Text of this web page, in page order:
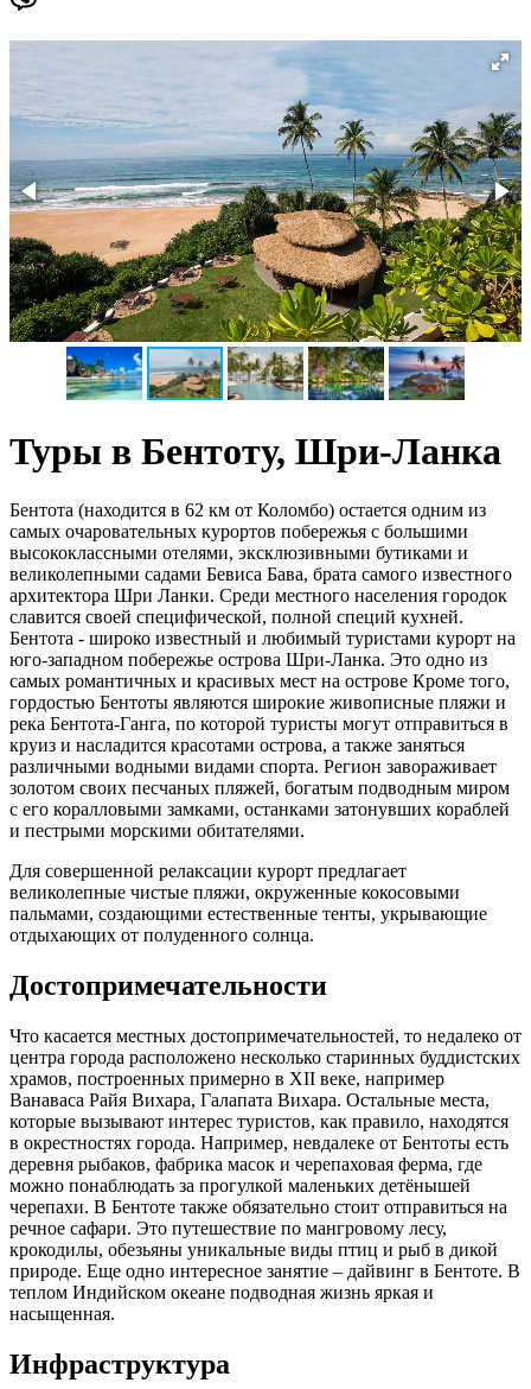
Туры в Бентоту, Шри-Ланка
Бентота (находится в 62 км от Коломбо) остается одним из
самых очаровательных курортов побережья с большими
высококлассными отелями, эксклюзивными бутиками и
великолепными садами Бевиса Бава, брата самого известного
архитектора Шри Ланки. Среди местного населения городок
славится своей специфической, полной специй кухней.
Бентота - широко известный и любимый туристами курорт на
юго-западном побережье острова Шри-Ланка. Это одно из
самых романтичных и красивых мест на острове Кроме того,
гордостью Бентоты являются широкие живописные пляжи и
река Бентота-Ганга, по которой туристы могут отправиться в
круиз и насладится красотами острова, а также заняться
различными водными видами спорта. Регион завораживает
золотом своих песчаных пляжей, богатым подводным миром
с его коралловыми замками, останками затонувших кораблей
и пестрыми морскими обитателями.
Для совершенной релаксации курорт предлагает
великолепные чистые пляжи, окруженные кокосовыми
пальмами, создающими естественные тенты, укрывающие
отдыхающих от полуденного солнца.
Достопримечательности
Что касается местных достопримечательностей, то недалеко от
центра города расположено несколько старинных буддистских
храмов, построенных примерно в XII веке, например
Ванаваса Райя Вихара, Галапата Вихара. Остальные места,
которые вызывают интерес туристов, как правило, находятся
в окрестностях города. Например, невдалеке от Бентоты есть
деревня рыбаков, фабрика масок и черепаховая ферма, где
можно понаблюдать за прогулкой маленьких детёнышей
черепахи. В Бентоте также обязательно стоит отправиться на
речное сафари. Это путешествие по мангровому лесу,
крокодилы, обезьяны уникальные виды птиц и рыб в дикой
природе. Еще одно интересное занятие – дайвинг в Бентоте. В
теплом Индийском океане подводная жизнь яркая и
насыщенная.
Инфраструктура